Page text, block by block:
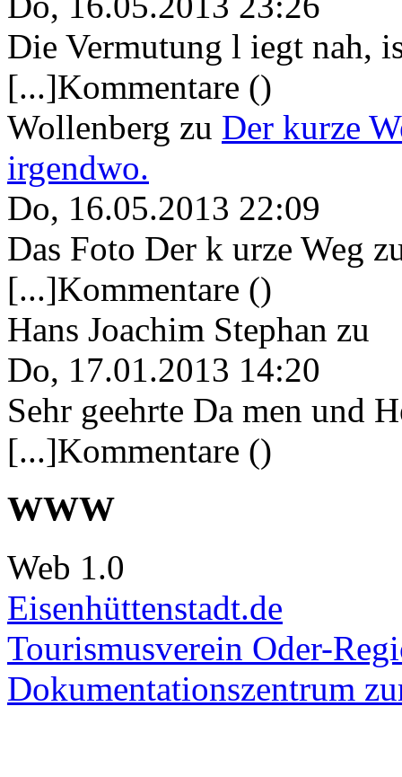
Die Vermutung l iegt nah,
[...]Kommentare ()
Wollenberg zu Der kurze
irgendwo.
Do, 16.05.2013 22:09
Das Foto Der k urze Weg
[...]Kommentare ()
Hans Joachim Stephan zu
Do, 17.01.2013 14:20
Sehr geehrte Da men und
[...]Kommentare ()
WWW
Web 1.0
Eisenhüttenstadt.de
Tourismusverein Oder-
Dokumentationszentrum